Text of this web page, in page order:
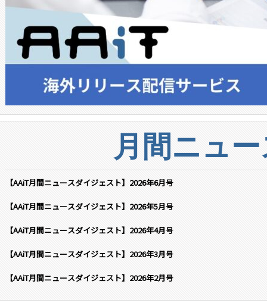
月間ニュ
【AAiT月間ニュースダイジェスト】2026年6月号
【AAiT月間ニュースダイジェスト】2026年5月号
【AAiT月間ニュースダイジェスト】2026年4月号
【AAiT月間ニュースダイジェスト】2026年3月号
【AAiT月間ニュースダイジェスト】2026年2月号